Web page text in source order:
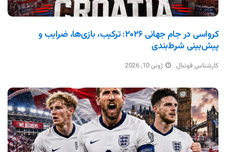
کرواسی در جام جهانی ۲۰۲۶: ترکیب، بازی‌ها، ضرایب و
پیش‌بینی شرط‌بندی
کارشناس فوتبال ژوئن 10, 2026